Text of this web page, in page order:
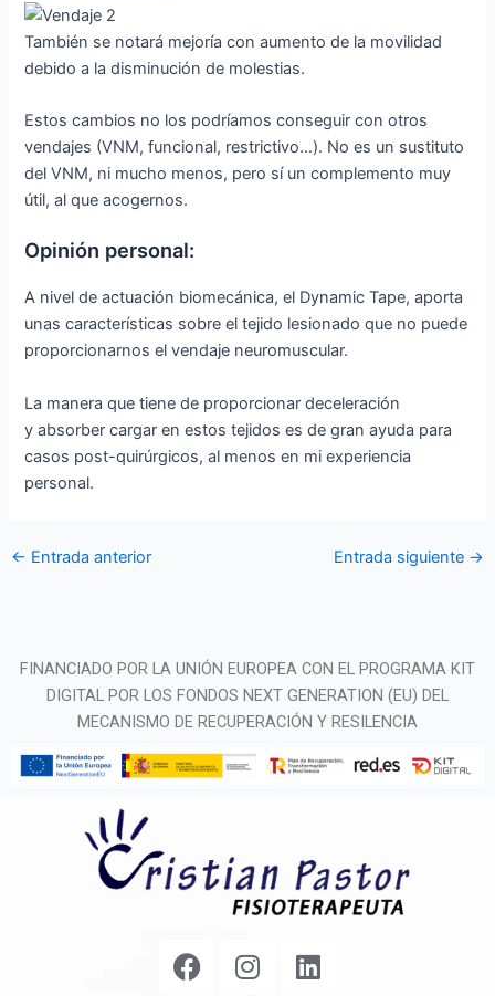
También se notará mejoría con aumento de la movilidad
debido a la disminución de molestias.
Estos cambios no los podríamos conseguir con otros
vendajes (VNM, funcional, restrictivo…). No es un sustituto
del VNM, ni mucho menos, pero sí un complemento muy
útil, al que acogernos.
Opinión personal:
A nivel de actuación biomecánica, el Dynamic Tape, aporta
unas características sobre el tejido lesionado que no puede
proporcionarnos el vendaje neuromuscular.
La manera que tiene de proporcionar deceleración
y absorber cargar en estos tejidos es de gran ayuda para
casos post-quirúrgicos, al menos en mi experiencia
personal.
← Entrada anterior Entrada siguiente →
FINANCIADO POR LA UNIÓN EUROPEA CON EL PROGRAMA KIT
DIGITAL POR LOS FONDOS NEXT GENERATION (EU) DEL
MECANISMO DE RECUPERACIÓN Y RESILENCIA
F
a
I
n
L
i